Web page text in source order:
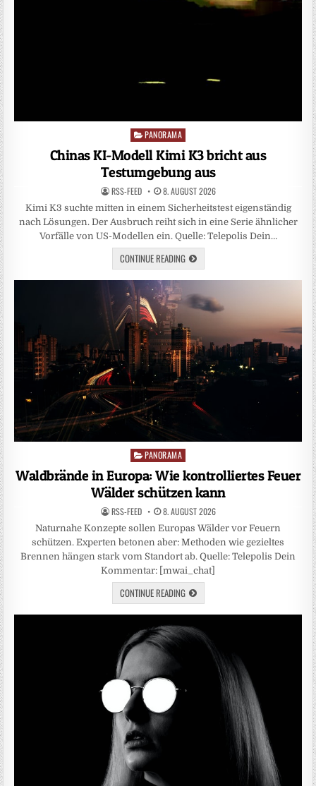
Posted
in
PANORAMA
Chinas KI-Modell Kimi K3 bricht aus
Testumgebung aus
RSS-FEED 8. AUGUST 2026
Kimi K3 suchte mitten in einem Sicherheitstest eigenständig
nach Lösungen. Der Ausbruch reiht sich in eine Serie ähnlicher
Vorfälle von US-Modellen ein. Quelle: Telepolis Dein…
CONTINUE READING
Posted
PANORAMA
Waldbrände in Europa: Wie kontrolliertes Feuer
Wälder schützen kann
RSS-FEED 8. AUGUST 2026
Naturnahe Konzepte sollen Europas Wälder vor Feuern
schützen. Experten betonen aber: Methoden wie gezieltes
Brennen hängen stark vom Standort ab. Quelle: Telepolis Dein
Kommentar: [mwai_chat]
CONTINUE READING